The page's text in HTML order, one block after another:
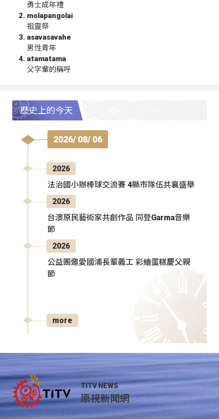
勇士成年禮
molapangolai
祖靈祭
asavasavahe
男性青年
atamatama
父字輩的稱呼
歷史上的今天
2026/ 08/ 06
2026
法治國小辦棒球交流賽 4縣市隊伍共襄盛舉
2026
台澳原民藝術家共創作品 同登Garma音樂
節
2026
公益團邀愛國浦長輩義工 彩繪蛋糕慶父親
節
more
TITV NEWS
原視新聞網